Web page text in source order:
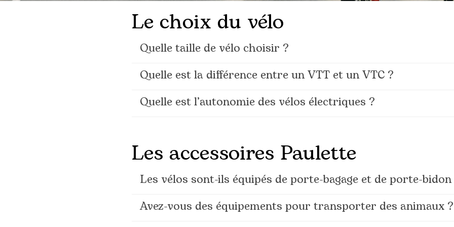
Le choix du vélo
Quelle taille de vélo choisir ?
Quelle est la différence entre un VTT et un VTC ?
Quelle est l’autonomie des vélos électriques ?
Les accessoires Paulette
Les vélos sont-ils équipés de porte-bagage et de porte-bidon
Avez-vous des équipements pour transporter des animaux ?